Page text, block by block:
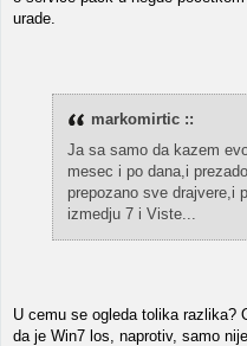
urade.
markomirtic ::
Ja sa samo da kazem
mesec i po dana,i
prepozano sve drajvere,i
izmedju 7 i Viste...
U cemu se ogleda tolika razlika?
da je Win7 los, naprotiv, samo